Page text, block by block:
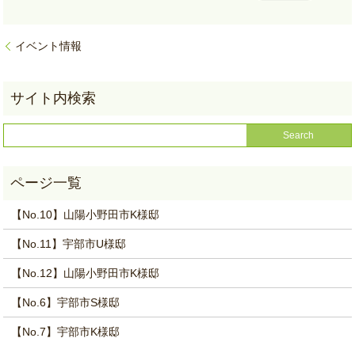
イベント情報
【No.10】山陽小野田市K様邸
【No.11】宇部市U様邸
【No.12】山陽小野田市K様邸
【No.6】宇部市S様邸
【No.7】宇部市K様邸